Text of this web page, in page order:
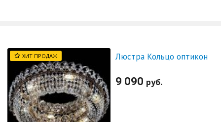
ХИТ ПРОДАЖ Люстра Кольцо оптикон
9 090 руб.